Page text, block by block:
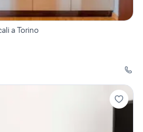
a Torino